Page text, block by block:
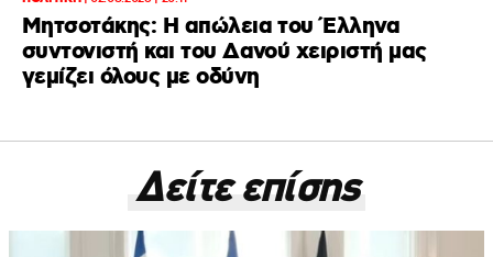
Μητσοτάκης: Η απώλεια του Έλληνα
συντονιστή και του Δανού χειριστή μας
γεμίζει όλους με οδύνη
Δείτε επίσης